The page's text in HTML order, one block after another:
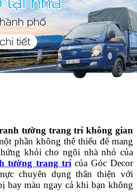
tường trang trí không gian
phần không thể thiếu để mang
khỏi cho ngôi nhà nhỏ của
tường trang trícủa Góc Decor
chuyên dụng thân thiện với
bay màu ngay cả khi bạn không